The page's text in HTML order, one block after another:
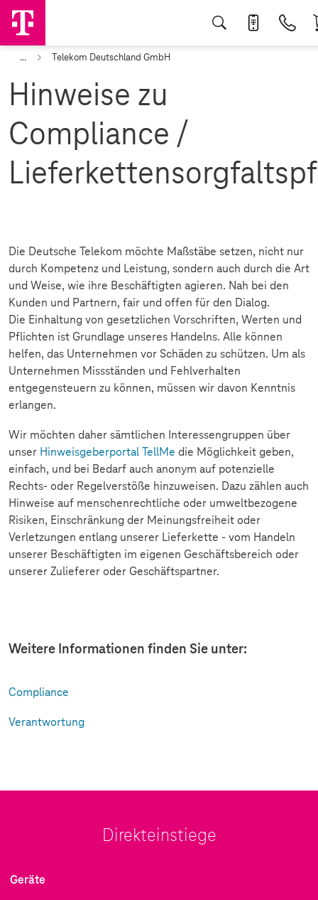
... Telekom Deutschland GmbH
Hinweise zu
Compliance /
Die Deutsche Telekom möchte Maßstäbe setzen, nicht nur
durch Kompetenz und Leistung, sondern auch durch die Art
und Weise, wie ihre Beschäftigten agieren. Nah bei den
Kunden und Partnern, fair und offen für den Dialog.
Die Einhaltung von gesetzlichen Vorschriften, Werten und
Pflichten ist Grundlage unseres Handelns. Alle können
helfen, das Unternehmen vor Schäden zu schützen. Um als
Unternehmen Missständen und Fehlverhalten
entgegensteuern zu können, müssen wir davon Kenntnis
erlangen.
Wir möchten daher sämtlichen Interessengruppen über
unser Hinweisgeberportal TellMe die Möglichkeit geben,
einfach, und bei Bedarf auch anonym auf potenzielle
Rechts- oder Regelverstöße hinzuweisen. Dazu zählen auch
Hinweise auf menschenrechtliche oder umweltbezogene
Risiken, Einschränkung der Meinungsfreiheit oder
Verletzungen entlang unserer Lieferkette - vom Handeln
unserer Beschäftigten im eigenen Geschäftsbereich oder
unserer Zulieferer oder Geschäftspartner.
Weitere Informationen finden Sie unter:
Compliance
Verantwortung
Direkteinstiege
Geräte